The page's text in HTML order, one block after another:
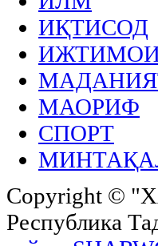
ИҚТИСОД
МАОРИФ
СПОРТ
Copyright ©
Республика